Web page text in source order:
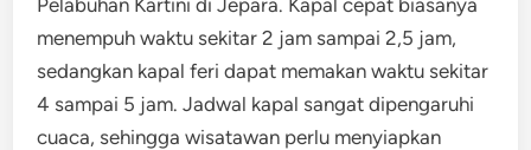
menempuh waktu sekitar 2 jam sampai 2,5 jam,
sedangkan kapal feri dapat memakan waktu sekitar
4 sampai 5 jam. Jadwal kapal sangat dipengaruhi
cuaca, sehingga wisatawan perlu menyiapkan